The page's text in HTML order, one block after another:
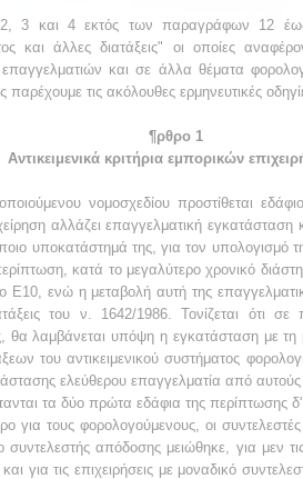
3 και 4 εκτός των παραγράφων 12
και άλλες διατάξεις" οι οποίες
και σε άλλα θέματα
παρέχουμε τις ακόλουθες ερμηνευτικές
¶ρθρο 1
Αντικειμενικά κριτήρια εμπορικών
νομοσχεδίου προστίθεται
αλλάζει επαγγελματική εγκατάσταση
υποκατάστημά της, για τον υπολογισμό
κατά το μεγαλύτερο χρονικό
Ε10, ενώ η μεταβολή αυτή της
του ν. 1642/1986. Τονίζεται ότι σε
θα λαμβάνεται υπόψη η εγκατάσταση με τη
του αντικειμενικού συστήματος
ελεύθερου επαγγελματία από
τα δύο πρώτα εδάφια της περίπτωσης
για τους φορολογούμενους, οι
συντελεστής απόδοσης μειώθηκε, για μεν
για τις επιχειρήσεις με μοναδικό